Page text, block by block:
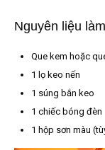
Nguyên liệu
Que kem hoặc
1 lọ keo nến
1 súng bắn keo
1 chiếc bóng đèn
1 hộp sơn màu